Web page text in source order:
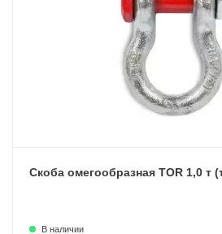
Скоба омегообразная TOR 1,0 т
В наличии